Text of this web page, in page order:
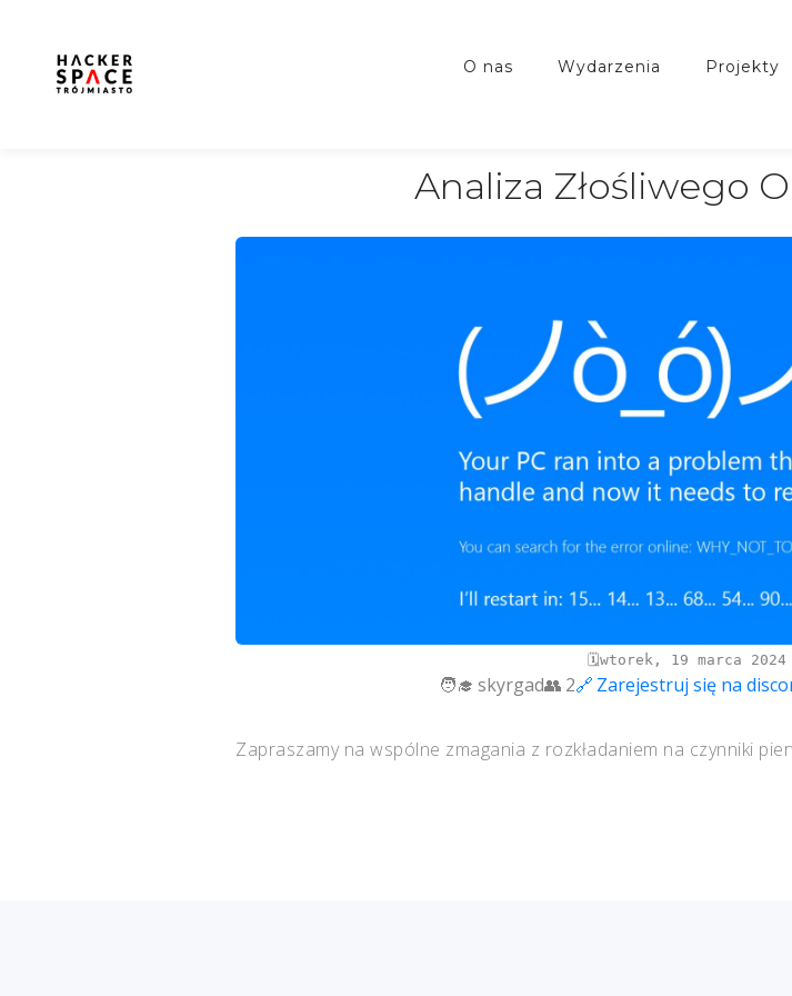
o nas wydarzenia projekty
Analiza Złośliwego
wtorek, 19 marca 2024
skyrgad 2 Zarejestruj się na
Zapraszamy na wspólne zmagania z rozkładaniem na czynniki